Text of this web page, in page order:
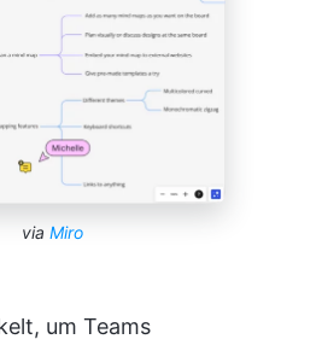
via Miro
um Teams